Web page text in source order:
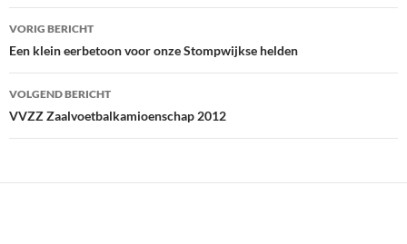
Bericht
navigatie
VORIG BERICHT
Een klein eerbetoon voor onze Stompwijkse helden
VOLGEND BERICHT
VVZZ Zaalvoetbalkamioenschap 2012